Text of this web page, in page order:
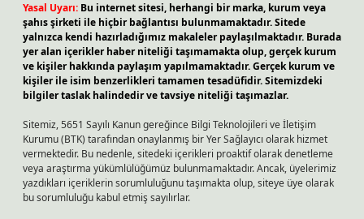
Yasal Uyarı: Bu internet sitesi, herhangi bir marka, kurum veya
şahıs şirketi ile hiçbir bağlantısı bulunmamaktadır. Sitede
yalnızca kendi hazırladığımız makaleler paylaşılmaktadır. Burada
yer alan içerikler haber niteliği taşımamakta olup, gerçek kurum
ve kişiler hakkında paylaşım yapılmamaktadır. Gerçek kurum ve
kişiler ile isim benzerlikleri tamamen tesadüfidir. Sitemizdeki
bilgiler taslak halindedir ve tavsiye niteliği taşımazlar.
Sitemiz, 5651 Sayılı Kanun gereğince Bilgi Teknolojileri ve İletişim
Kurumu (BTK) tarafından onaylanmış bir Yer Sağlayıcı olarak hizmet
vermektedir. Bu nedenle, sitedeki içerikleri proaktif olarak denetleme
veya araştırma yükümlülüğümüz bulunmamaktadır. Ancak, üyelerimiz
yazdıkları içeriklerin sorumluluğunu taşımakta olup, siteye üye olarak
bu sorumluluğu kabul etmiş sayılırlar.